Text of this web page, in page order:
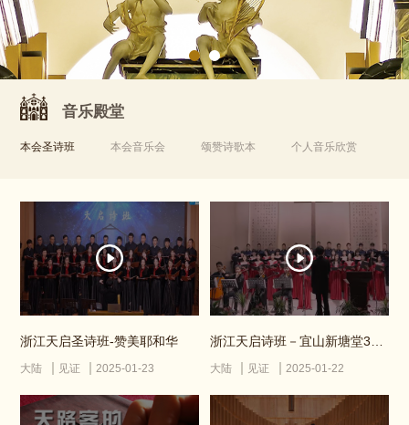
音乐殿堂
本会圣诗班 本会音乐会 颂赞诗歌本 个人音乐欣赏
浙江天启圣诗班-赞美耶和华
大陆 见证 2025-01-23 大陆 见证 2025-01-22